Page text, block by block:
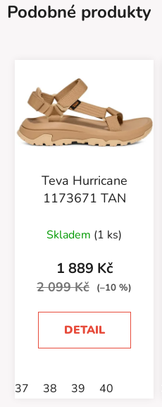
Podobné produkty
Teva Hurricane
1173671 TAN
Skladem (1 ks)
1 889 Kč
2 099 Kč (–10 %)
DETAIL
37 38 39 40